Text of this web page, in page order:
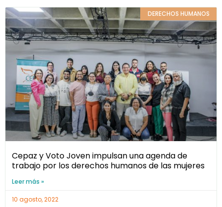
DERECHOS HUMANOS
Cepaz y Voto Joven impulsan una agenda de
trabajo por los derechos humanos de las mujeres
Leer más »
10 agosto, 2022